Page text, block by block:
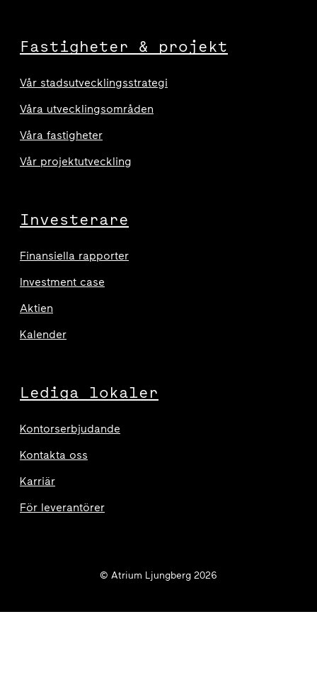
Fastigheter & projekt
Vår stadsutvecklingsstrategi
Våra utvecklingsområden
Våra fastigheter
Vår projektutveckling
Investerare
Finansiella rapporter
Investment case
Aktien
Kalender
Lediga lokaler
Kontorserbjudande
Kontakta oss
Karriär
För leverantörer
© Atrium Ljungberg 2026